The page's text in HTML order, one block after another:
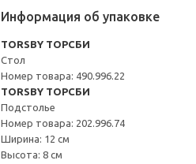
Информация об упаковке
TORSBY ТОРСБИ
Стол
Номер товара: 490.996.22
TORSBY ТОРСБИ
Подстолье
Номер товара: 202.996.74
Ширина: 12 см
Высота: 8 см